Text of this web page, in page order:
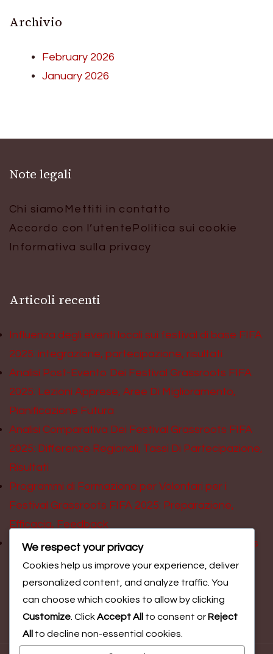
Archivio
February 2026
January 2026
Note legali
Chi siamo Mettiti in contatto
Accordo con l’utente Politica sui cookie
Informativa sulla privacy
Articoli recenti
Influenza degli eventi locali sui festival di base FIFA
2025: integrazione, partecipazione, risultati
Analisi Post-Evento Dei Festival Grassroots FIFA
2025: Lezioni Apprese, Aree Di Miglioramento,
Pianificazione Futura
Analisi Comparativa Dei Festival Grassroots FIFA
2025: Differenze Regionali, Tassi Di Partecipazione,
Risultati
Programmi di Formazione per Volontari per i
Festival Grassroots FIFA 2025: Preparazione,
Efficacia, Feedback
Coinvolgimento scolastico nei Festival Grassroots
FIFA 2025: Programmi, coinvolgimento degli
studenti, risultati
We respect your privacy
Cookies help us improve your experience, deliver
personalized content, and analyze traffic. You
can choose which cookies to allow by clicking
Customize . ClickAccept All to consent or Reject
All
to decline non-essential cookies.